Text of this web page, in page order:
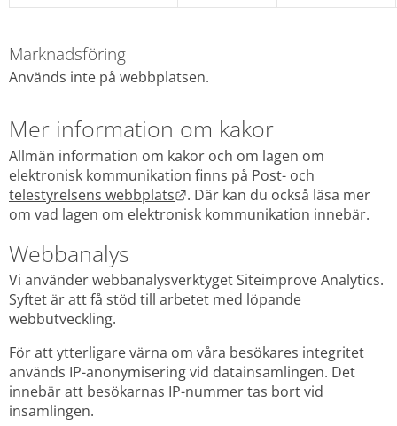
Marknadsföring
Används inte på webbplatsen.
Mer information om kakor
Allmän information om kakor och om lagen om
elektronisk kommunikation finns på Post- och
telestyrelsens webbplats
Länk till annan webbplats.
. Där kan du också läsa mer
om vad lagen om elektronisk kommunikation innebär.
Webbanalys
Vi använder webbanalysverktyget Siteimprove Analytics.
Syftet är att få stöd till arbetet med löpande
webbutveckling.
För att ytterligare värna om våra besökares integritet
används IP-anonymisering vid datainsamlingen. Det
innebär att besökarnas IP-nummer tas bort vid
insamlingen.